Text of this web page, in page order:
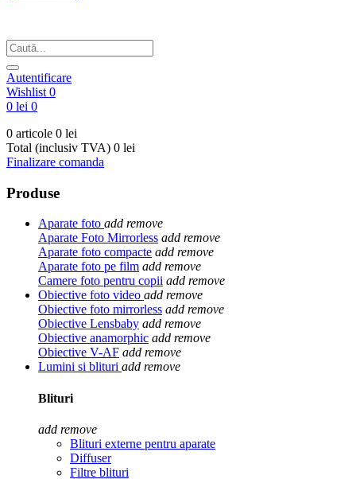
Autentificare
Wishlist 0
0 lei 0
0 articole 0 lei
Total (inclusiv TVA) 0 lei
Finalizare comanda
Produse
Aparate foto add remove
Aparate Foto Mirrorless add remove
Aparate foto compacte add remove
Aparate foto pe film add remove
Camere foto pentru copii add remove
Obiective foto video add remove
Obiective foto mirrorless add remove
Obiective Lensbaby add remove
Obiective anamorphic add remove
Obiective V-AF add remove
Lumini si blituri add remove
Blituri
add remove
Blituri externe pentru aparate
Diffuser
Filtre blituri